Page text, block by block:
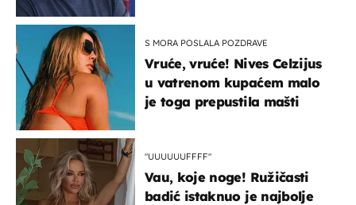
S MORA POSLALA POZDRAVE
Vruće, vruće! Nives Celzijus
u vatrenom kupaćem malo
je toga prepustila mašti
"UUUUUUFFFF"
Vau, koje noge! Ružičasti
badić istaknuo je najbolje